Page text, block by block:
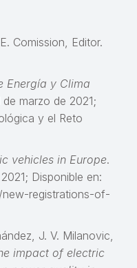
Comission, Editor.
Energía y Clima
marzo de 2021;
y el Reto
vehicles in Europe.
Disponible en:
registrations-of-
J. V. Milanovic,
impact of electric